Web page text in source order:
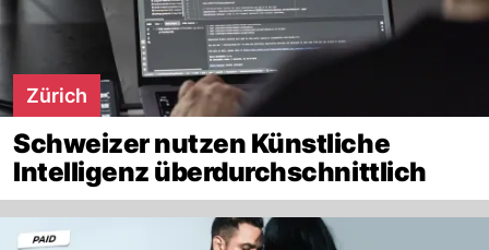
Zürich
Schweizer nutzen Künstliche
Intelligenz überdurchschnittlich